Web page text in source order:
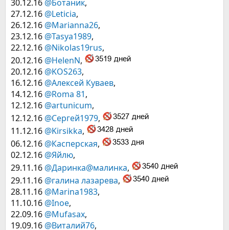
30.12.16 @Ботаник,
27.12.16 @Leticia,
26.12.16 @Marianna26,
23.12.16 @Tasya1989,
22.12.16 @Nikolas19rus,
20.12.16 @HelenN,
20.12.16 @KOS263,
16.12.16 @Алексей Куваев,
14.12.16 @Roma 81,
12.12.16 @artunicum,
12.12.16 @Сергей1979,
11.12.16 @Kirsikka,
06.12.16 @Касперская,
02.12.16 @Яйлю,
29.11.16 @Даринка@малинка,
29.11.16 @галина лазарева,
28.11.16 @Marina1983,
11.10.16 @Inoe,
22.09.16 @Mufasax,
19.09.16 @Виталий76,